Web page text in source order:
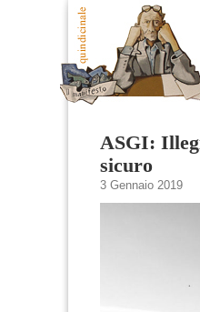
ASGI:
sicuro
3 Gennaio 2019